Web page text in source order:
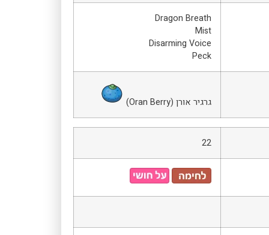
Dragon Breath
Mist
Disarming Voice
Peck
גרגיר אורן (Oran Berry)
22